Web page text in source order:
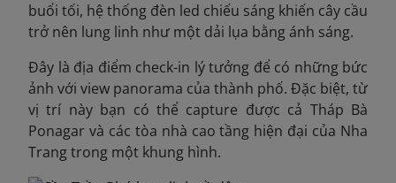
buổi tối, hệ thống đèn led chiếu sáng khiến cây cầu
trở nên lung linh như một dải lụa bằng ánh sáng.
Đây là địa điểm check-in lý tưởng để có những bức
ảnh với view panorama của thành phố. Đặc biệt, từ
vị trí này bạn có thể capture được cả Tháp Bà
Ponagar và các tòa nhà cao tầng hiện đại của Nha
Trang trong một khung hình.